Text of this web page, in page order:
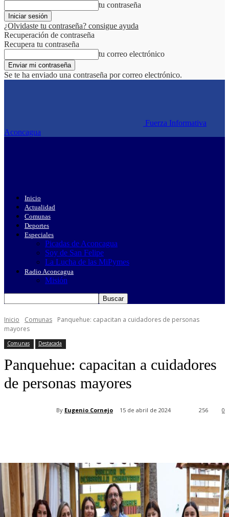
tu contraseña
¿Olvidaste tu contraseña? consigue ayuda
Recuperación de contraseña
Recupera tu contraseña
tu correo electrónico
Se te ha enviado una contraseña por correo electrónico.
Fuerza Informativa
Aconcagua
Inicio
Actualidad
Comunas
Deportes
Especiales
Picadas de Aconcagua
Soy de San Felipe
La Lucha de las MiPymes
Radio Aconcagua
Misión
Inicio Comunas
Panquehue: capacitan a cuidadores de personas
mayores
Comunas Destacada
Panquehue: capacitan a cuidadores
de personas mayores
By Eugenio Cornejo 15 de abril de 2024 0
256